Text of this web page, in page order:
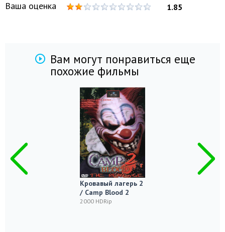
Ваша оценка 1.85
Вам могут понравиться еще
похожие фильмы
Кровавый лагерь 2
/ Camp Blood 2
2000 HDRip